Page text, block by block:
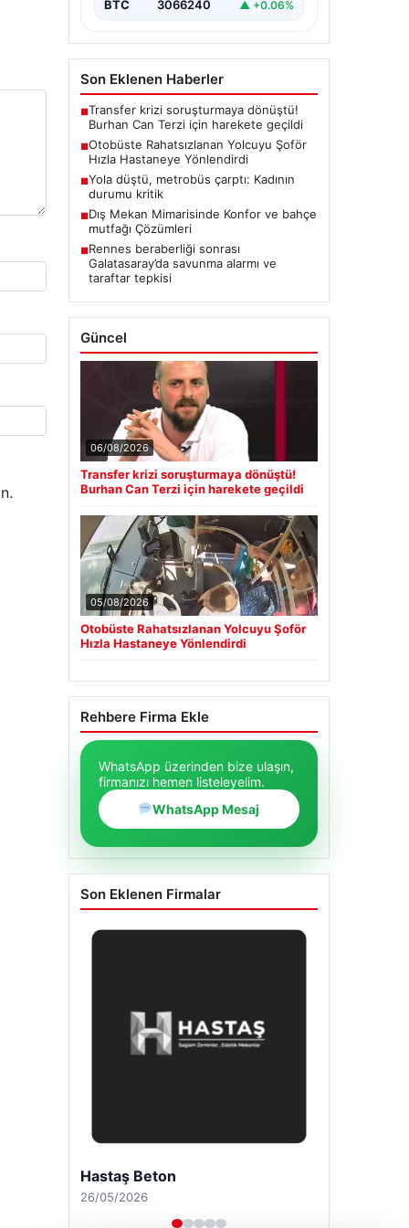
BTC 3066240 ▲ +0.06%
Son Eklenen Haberler
■Transfer krizi soruşturmaya dönüştü!
Burhan Can Terzi için harekete geçildi
■Otobüste Rahatsızlanan Yolcuyu Şoför
Hızla Hastaneye Yönlendirdi
■Yola düştü, metrobüs çarptı: Kadının
durumu kritik
■Dış Mekan Mimarisinde Konfor ve bahçe
mutfağı Çözümleri
■Rennes beraberliği sonrası
Galatasaray’da savunma alarmı ve
taraftar tepkisi
Güncel
06/08/2026
Transfer krizi soruşturmaya dönüştü!
Burhan Can Terzi için harekete geçildi
05/08/2026
Otobüste Rahatsızlanan Yolcuyu Şoför
Hızla Hastaneye Yönlendirdi
Rehbere Firma Ekle
WhatsApp üzerinden bize ulaşın,
firmanızı hemen listeleyelim.
WhatsApp Mesaj
Son Eklenen Firmalar
Hastaş Beton
26/05/2026